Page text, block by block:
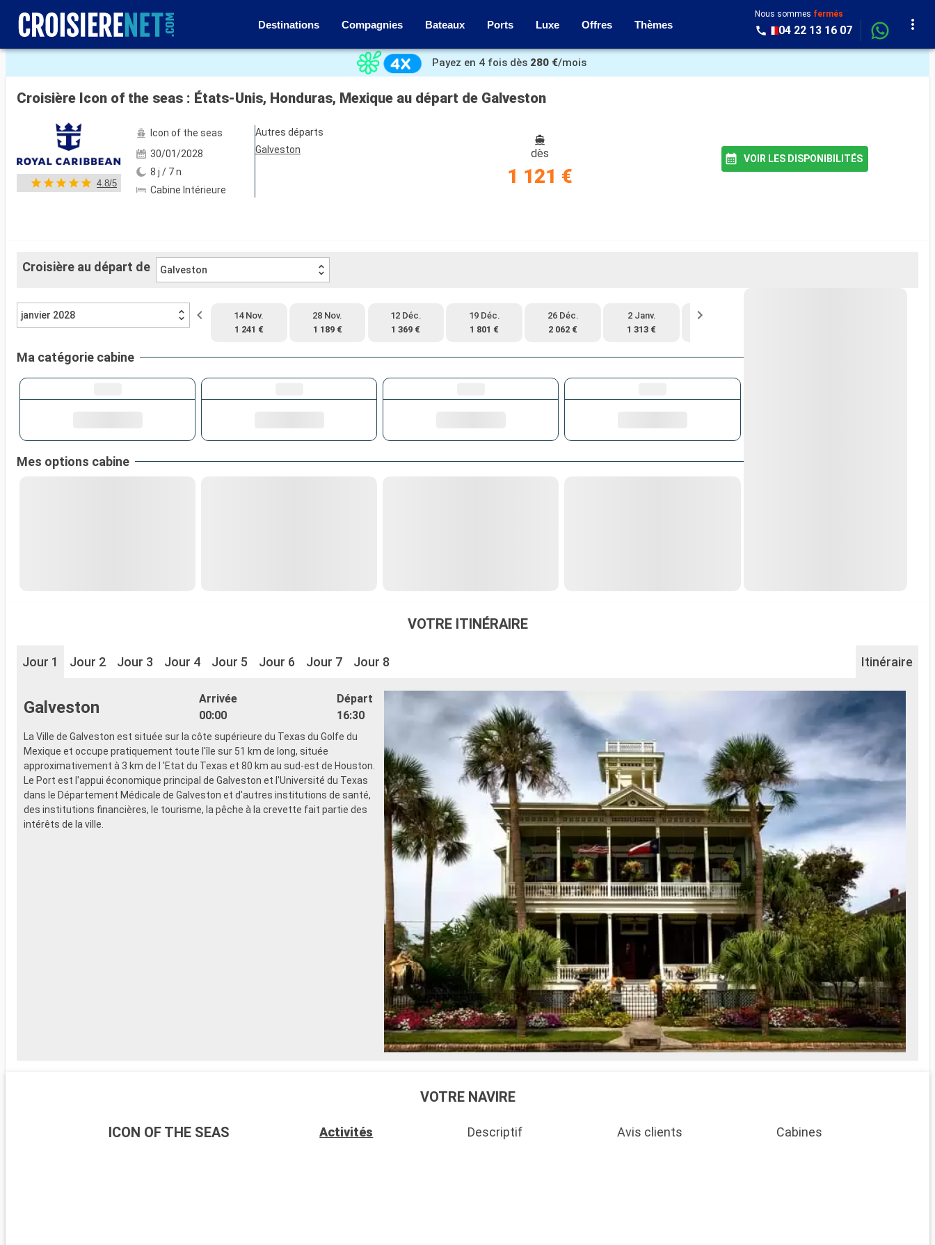
Destinations Compagnies Bateaux Ports Luxe Offres Thèmes
Nous sommes fermés
04 22 13 16 07
Voir les 151 autres photos
Payez en 4 fois dès 280 €/mois
Croisière Icon of the seas : États-Unis, Honduras, Mexique au départ de Galveston
4.8/5
Icon of the seas
30/01/2028
8 j / 7 n
Cabine Intérieure
Autres départs
Galveston
dès
1 121 €
VOIR LES DISPONIBILITÉS
Croisière au départ de Galveston
janvier 2028
14 Nov.
1 241 €
28 Nov.
1 189 €
12 Déc.
1 369 €
19 Déc.
1 801 €
26 Déc.
2 062 €
2 Janv.
1 313 €
Ma catégorie cabine
Mes options cabine
VOTRE ITINÉRAIRE
Jour 1 Jour 2 Jour 3 Jour 4 Jour 5 Jour 6 Jour 7 Jour 8 Itinéraire
Galveston
Arrivée
00:00
Départ
16:30
La Ville de Galveston est située sur la côte supérieure du Texas du Golfe du
Mexique et occupe pratiquement toute l'île sur 51 km de long, située
approximativement à 3 km de l 'Etat du Texas et 80 km au sud-est de Houston.
Le Port est l'appui économique principal de Galveston et l'Université du Texas
dans le Département Médicale de Galveston et d'autres institutions de santé,
des institutions financières, le tourisme, la pêche à la crevette fait partie des
intérêts de la ville.
VOTRE NAVIRE
ICON OF THE SEAS Activités Descriptif Avis clients Cabines